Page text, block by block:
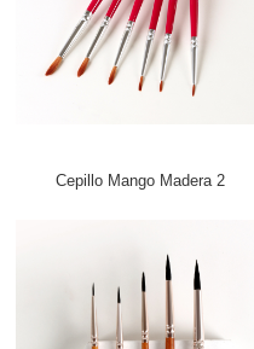
Cepillo Mango Madera 2